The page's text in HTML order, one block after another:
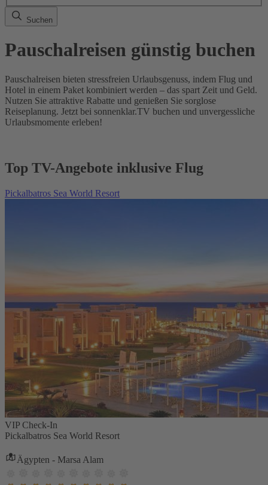
Suchen
Pauschalreisen günstig buchen
Pauschalreisen bieten stressfreien Urlaubsgenuss, indem Flug und
Hotel in einem Paket kombiniert werden – das spart Zeit und Geld.
Nutzen Sie attraktive Rabatte und genießen Sie sorglose
Reiseplanung. Jetzt bei sonnenklar.TV buchen und unvergessliche
Urlaubsmomente erleben!
Top TV-Angebote inklusive Flug
Pickalbatros Sea World Resort
VIP Check-In
Pickalbatros Sea World Resort
Ägypten - Marsa Alam